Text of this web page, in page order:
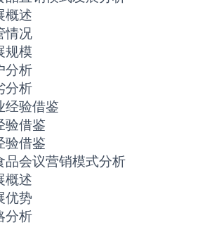
概述
情况
规模
分析
分析
经验借鉴
验借鉴
验借鉴
品会议营销模式分析
概述
优势
分析